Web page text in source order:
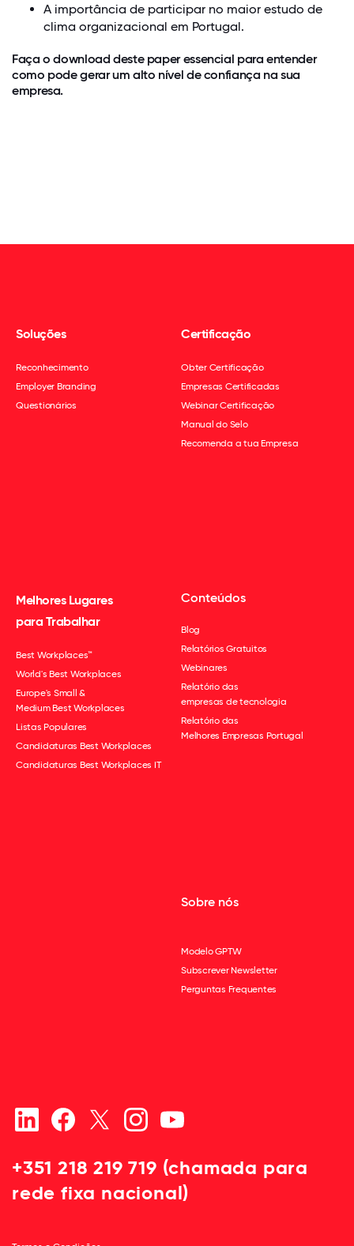
A importância de participar no maior estudo de
clima organizacional em Portugal.
Faça o download deste paper essencial para entender
como pode gerar um alto nível de confiança na sua
empresa.
Soluções
Reconhecimento
Employer Branding
Questionários
Certificação
Obter Certificação
Empresas Certificadas
Webinar Certificação
Manual do Selo
Recomenda a tua Empresa
Melhores Lugares
para Trabalhar
Best Workplaces™
World's Best Workplaces
Europe's Small &
Medium Best Workplaces
Listas Populares
Candidaturas Best Workplaces
Candidaturas Best Workplaces IT
Conteúdos
Blog
Relatórios Gratuitos
Webinares
Relatório das
empresas de tecnologia
Relatório das
Melhores Empresas Portugal
Sobre nós
Modelo GPTW
Subscrever Newsletter
Perguntas Frequentes
+351 218 219 719 (chamada para
rede fixa nacional)